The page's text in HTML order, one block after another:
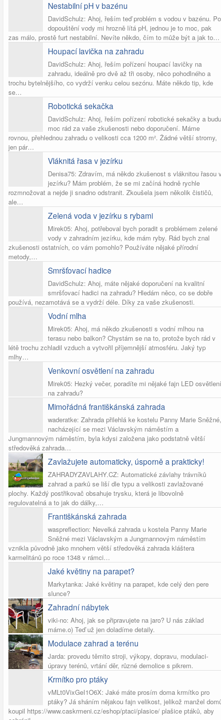
Nestabilní pH v bazénu
DavidSchulz: Ahoj, řeším teď problém s vodou v bazénu. Po
dopouštění vody mi hrozně lítá pH, jednou je to moc, pak
zas málo, prostě furt nestabilní. Nevíte někdo, čím to může být a jak to…
Houpací lavička na zahradu
DavidSchulz: Ahoj, řeším pořízení houpací lavičky na
zahradu, ideálně pro dvě až tři osoby, něco pohodlného a
trochu bytelnějšího, co vydrží venku celou sezónu. Máte někdo tip, kde
se…
Robotická sekačka
DavidSchulz: Ahoj, řeším pořízení robotické sekačky a budu
moc rád za vaše zkušenosti nebo doporučení. Máme
rovnou, přehlednou zahradu o velikosti cca 1200 m². Žádné větší stromy,
jen pár…
Vláknitá řasa v jezírku
Denisa75: Zdravím, má někdo zkušenost s vláknitou řasou
jezírku? Mám problém, že se mi začíná hodně rychle
rozmnožovat a nejde ji snadno odstranit. Zkoušela jsem několik čističů,
ale…
Zelená voda v jezírku s rybami
Mirek05: Ahoj, potřeboval bych poradit s problémem zelené
vody v zahradním jezírku, kde mám ryby. Rád bych znal
zkušenosti ostatních, co vám pomohlo? Používáte nějaké přírodní
metody,…
Smršťovací hadice
DavidSchulz: Ahoj, máte nějaké doporučení na kvalitní
smršťovací hadici na zahradu? Hledám něco, co se dobře
používá, nezamotává se a vydrží déle. Díky za vaše zkušenosti.
Vodní mlha
Mirek05: Ahoj, má někdo zkušenosti s vodní mlhou na
terasu nebo balkon? Chystám se na to, protože bych rád v
létě trochu zchladil vzduch a vytvořil příjemnější atmosféru. Jaký typ
mlhy…
Venkovní osvětlení na zahradu
Mirek05: Hezký večer, poradíte mi nějaké fajn LED osvětlení
na zahradu?
Mimořádná františkánská zahrada
waderatke: Zahrada přilehlá ke kostelu Panny Marie Sněžné,
nacházející se mezi Václavským náměstím a
Jungmannovým náměstím, byla kdysi založena jako podstatně větší
středověká zahrada…
Zavlažujete automaticky, úsporně a prakticky!
ZAHRADYZAVLAHY.CZ: Automatické závlahy trávníků
zahrad a parků se liší dle typu a velikosti zavlažované
plochy. Každý postřikovač obsahuje trysku, která je libovolně
regulovatelná a to jak do dálky,…
Františkánská zahrada
waspreflection: Nevelká zahrada u kostela Panny Marie
Sněžné mezi Václavským a Jungmannovým náměstím
vznikla původně jako mnohem větší středověká zahrada kláštera
karmelitánů po roce 1348 v rámci…
Jaké květiny na parapet?
Markytanka: Jaké květiny na parapet, kde celý den pere
slunce?
Zahradní nábytek
viki-no: Ahoj, jak se připravujete na jaro? U nás základ
máme.o) Teď už jen doladíme detaily.
Modulace zahrad a terénu
Jarda: provedu těmito stroji, výkopy, dopravu, modulaci-
úpravy terénů, vrtání děr, různé demolice s pikrem.
Krmítko pro ptáky
vMLt0VixGeI1O6X: Jaké máte prosím doma krmítko pro
ptáky? Já sháním nějakou fajn velikost, jelikož manžel
koupil https://www.caskrmeni.cz/eshop/ptaci/plasice/ plašice ptáků, aby